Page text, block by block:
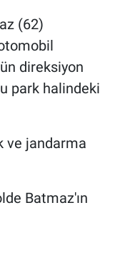
(62)
direksiyon
park halindeki
ve jandarma
Batmaz'ın